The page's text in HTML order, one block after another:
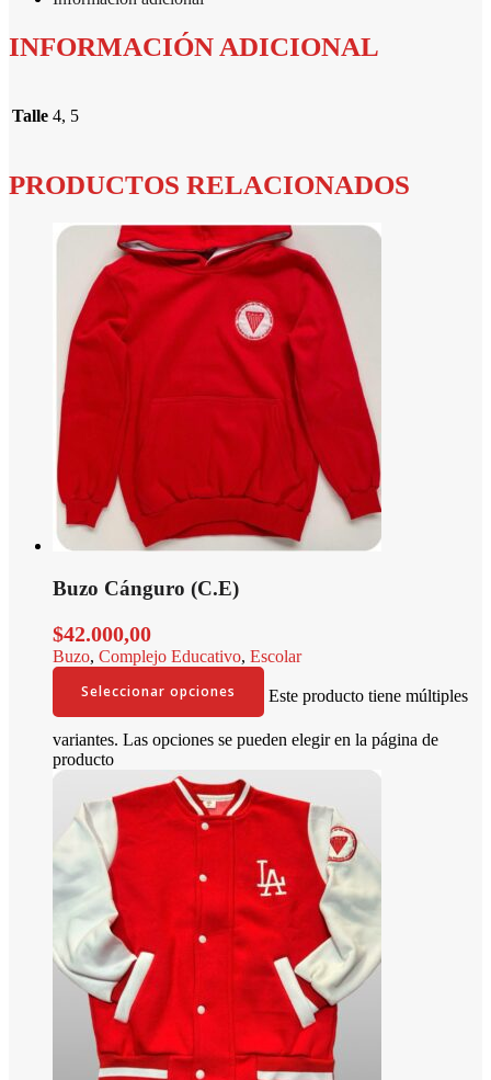
INFORMACIÓN ADICIONAL
Talle 4, 5
PRODUCTOS RELACIONADOS
Buzo Cánguro (C.E)
$42.000,00
Buzo, Complejo Educativo, Escolar
Seleccionar opciones
Este producto tiene múltiples
variantes. Las opciones se pueden elegir en la página de
producto